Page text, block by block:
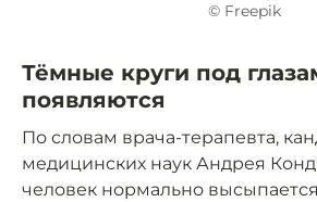
© Freepik
Тёмные круги под
появляются
По словам врача-терапевта,
медицинских наук Андрея
человек нормально